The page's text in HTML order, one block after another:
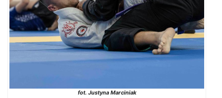
fot. Justyna Marciniak